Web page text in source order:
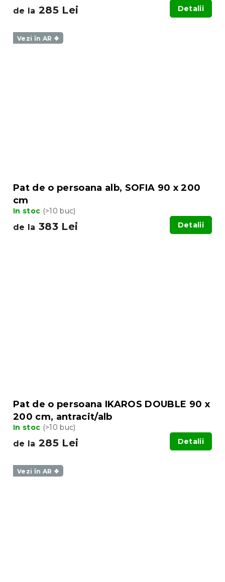
de la 285 Lei Detalii
Vezi în AR ❖
Pat de o persoana alb, SOFIA 90 x 200
cm
In stoc (>10 buc)
de la 383 Lei Detalii
Pat de o persoana IKAROS DOUBLE 90 x
200 cm, antracit/alb
In stoc (>10 buc)
de la 285 Lei Detalii
Vezi în AR ❖